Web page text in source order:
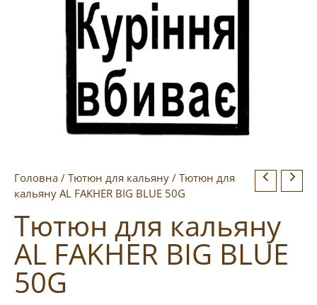
Головна / Тютюн для кальяну / Тютюн для
кальяну AL FAKHER BIG BLUE 50G
Тютюн для кальяну
AL FAKHER BIG BLUE
50G